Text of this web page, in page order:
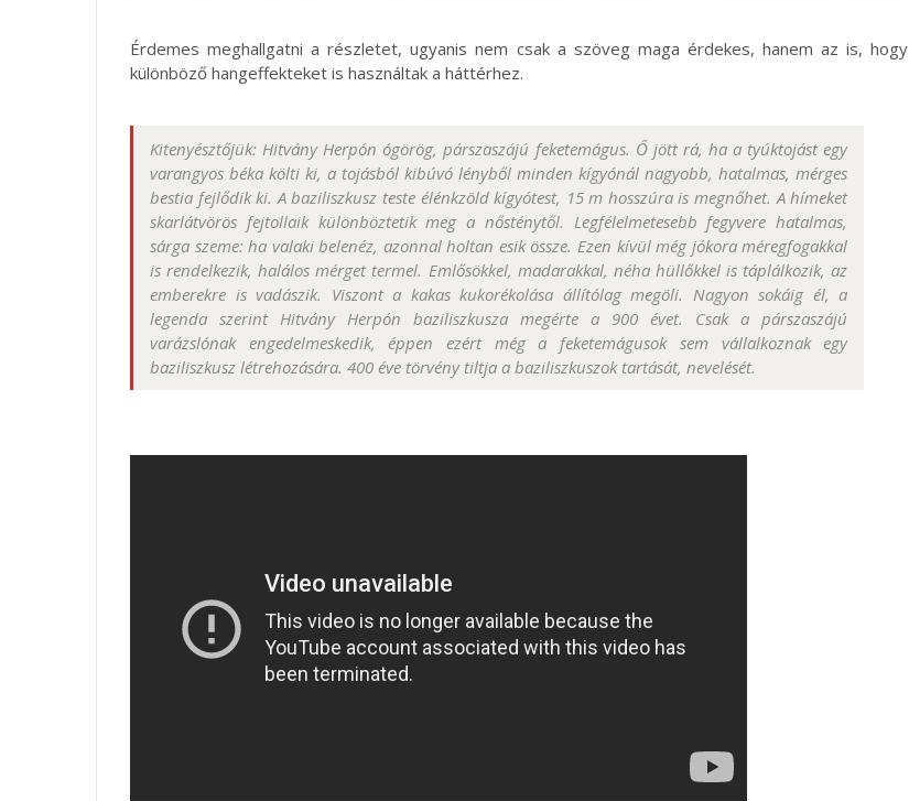
Érdemes meghallgatni a részletet, ugyanis nem csak a szöveg maga érdekes, hanem az is, hogy
különböző hangeffekteket is használtak a háttérhez.
Kitenyésztőjük: Hitvány Herpón ógörög, párszaszájú feketemágus. Ő jött rá, ha a tyúktojást egy
varangyos béka költi ki, a tojásból kibúvó lényből minden kígyónál nagyobb, hatalmas, mérges
bestia fejlődik ki. A baziliszkusz teste élénkzöld kígyótest, 15 m hosszúra is megnőhet. A hímeket
skarlátvörös fejtollaik különböztetik meg a nősténytől. Legfélelmetesebb fegyvere hatalmas,
sárga szeme: ha valaki belenéz, azonnal holtan esik össze. Ezen kívül még jókora méregfogakkal
is rendelkezik, halálos mérget termel. Emlősökkel, madarakkal, néha hüllőkkel is táplálkozik, az
emberekre is vadászik. Viszont a kakas kukorékolása állítólag megöli. Nagyon sokáig él, a
legenda szerint Hitvány Herpón baziliszkusza megérte a 900 évet. Csak a párszaszájú
varázslónak engedelmeskedik, éppen ezért még a feketemágusok sem vállalkoznak egy
baziliszkusz létrehozására. 400 éve törvény tiltja a baziliszkuszok tartását, nevelését.